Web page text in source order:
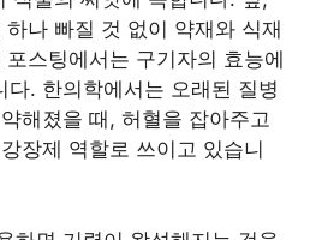
나 빠질 것 없이 약재와 식재
스팅에서는 구기자의 효능에
다. 한의학에서는 오래된 질병
해졌을 때, 허혈을 잡아주고
장제 역할로 쓰이고 있습니